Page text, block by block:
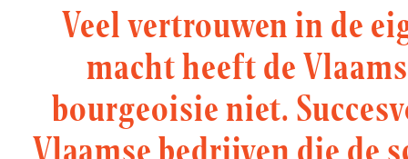
Veel vertrouwen in de
macht heeft de
bourgeoisie niet.
Vlaamse bedrijven die de